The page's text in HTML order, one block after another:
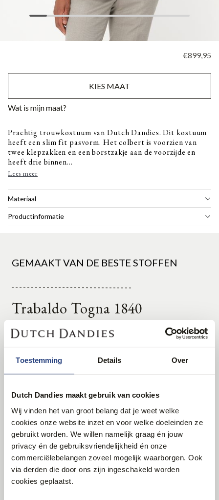
Toestemming Details Over
Dutch Dandies maakt gebruik van cookies
Wij vinden het van groot belang dat je weet welke
cookies onze website inzet en voor welke doeleinden ze
gebruikt worden. We willen namelijk graag én jouw
privacy én de gebruiksvriendelijkheid én onze
commerciëlebelangen zoveel mogelijk waarborgen. Ook
via derden die door ons zijn ingeschakeld worden
cookies geplaatst.
€899,95
KIES MAAT
Wat is mijn maat?
Prachtig trouwkostuum van Dutch Dandies. Dit kostuum
heeft een slim fit pasvorm. Het colbert is voorzien van
twee klepzakken en een borstzakje aan de voorzijde en
heeft drie binnen...
Lees meer
Materiaal
Productinformatie
GEMAAKT VAN DE BESTE STOFFEN
Trabaldo Togna 1840
Al sinds 1840 is Trabaldo Togna een prestigieus